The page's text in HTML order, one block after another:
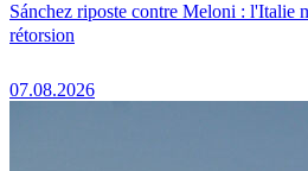
Sánchez riposte contre Meloni : l'Italie
rétorsion
07.08.2026